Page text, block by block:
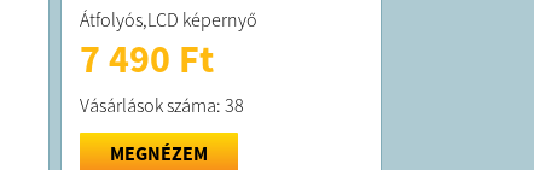
Átfolyós,LCD képernyő
7 490 Ft
Vásárlások száma: 38
MEGNÉZEM